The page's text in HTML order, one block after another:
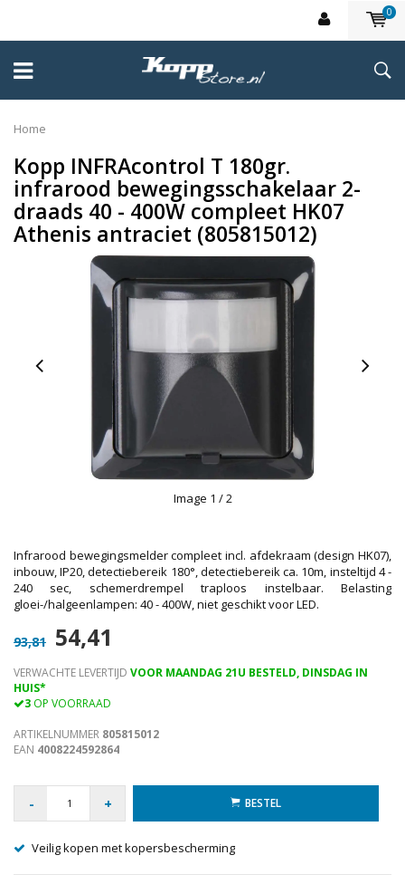
0
Home
Kopp INFRAcontrol T 180gr.
infrarood bewegingsschakelaar 2-
draads 40 - 400W compleet HK07
Athenis antraciet (805815012)
Image 1 / 2
Infrarood bewegingsmelder compleet incl. afdekraam (design HK07),
inbouw, IP20, detectiebereik 180°, detectiebereik ca. 10m, insteltijd 4 -
240 sec, schemerdrempel traploos instelbaar. Belasting
gloei-/halgeenlampen: 40 - 400W, niet geschikt voor LED.
93,81 54,41
VERWACHTE LEVERTIJD VOOR MAANDAG 21U BESTELD, DINSDAG IN
HUIS*
3 OP VOORRAAD
ARTIKELNUMMER 805815012
EAN 4008224592864
- + BESTEL
Veilig kopen met kopersbescherming